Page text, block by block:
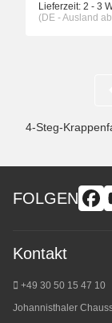
Lieferzeit: 2 - 3
(DE - Ausland
4-Steg-
FOLGEN
Kontakt
+49 30 50 15 47 10
Johannisthaler